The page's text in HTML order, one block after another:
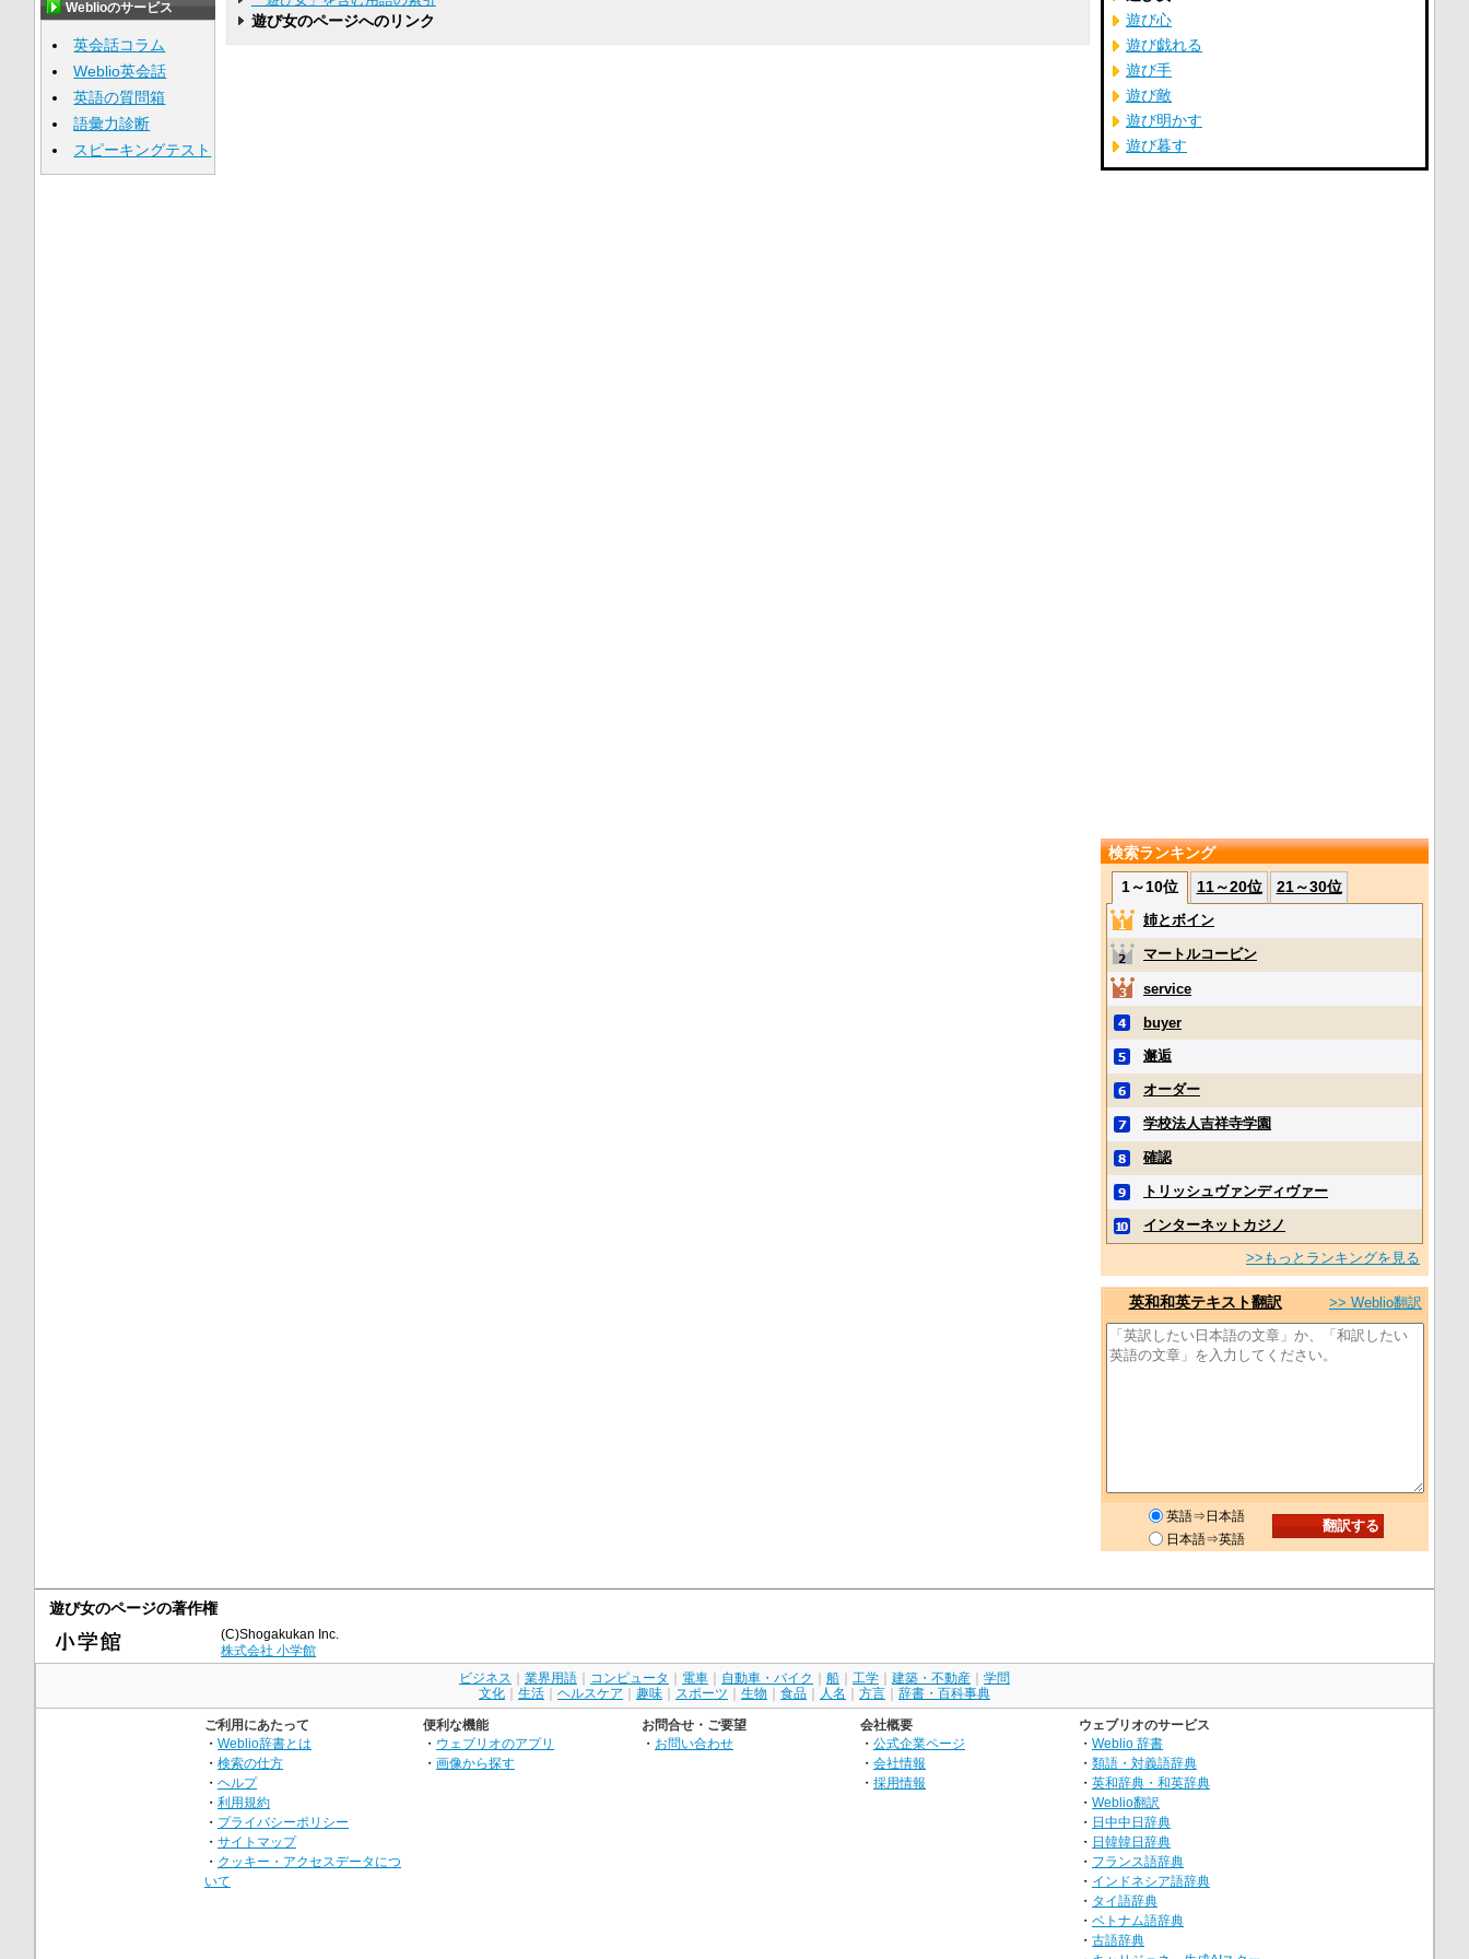
遊び女のページへのリンク
Weblioのサービス
英会話コラム
Weblio英会話
英語の質問箱
語彙力診断
スピーキングテスト
遊び心
遊び戯れる
遊び手
遊び敵
遊び明かす
遊び暮す
検索ランキング
1～10位
11～20位 21～30位
姉とボイン
マートルコービン
service
buyer
邂逅
オーダー
学校法人吉祥寺学園
確認
トリッシュヴァンディヴァー
インターネットカジノ
>>もっとランキングを見る
英和和英テキスト翻訳 >> Weblio翻訳
英語⇒日本語
日本語⇒英語
遊び女のページの著作権
(C)Shogakukan Inc.
株式会社 小学館
ビジネス 業界用語 コンピュータ 電車 自動車・バイク 船 工学 建築・不動産
学問
文化
生活 ヘルスケア 趣味 スポーツ 生物 食品 人名 方言 辞書・百科事典
ご利用にあたって
・ Weblio辞書とは
・ 検索の仕方
・ ヘルプ
・ 利用規約
・ プライバシーポリシー
・ サイトマップ
・ クッキー・アクセスデータにつ
いて
便利な機能
・ ウェブリオのアプリ
・ 画像から探す
お問合せ・ご要望
・ お問い合わせ
会社概要
・ 公式企業ページ
・ 会社情報
・ 採用情報
ウェブリオのサービス
・ Weblio 辞書
・ 類語・対義語辞典
・ 英和辞典・和英辞典
・ Weblio翻訳
・ 日中中日辞典
・ 日韓韓日辞典
・ フランス語辞典
・ インドネシア語辞典
・ タイ語辞典
・ ベトナム語辞典
・ 古語辞典